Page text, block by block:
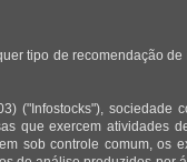
tipo de recomendação
("Infostocks"), sociedade
que exercem atividades
sob controle comum, os